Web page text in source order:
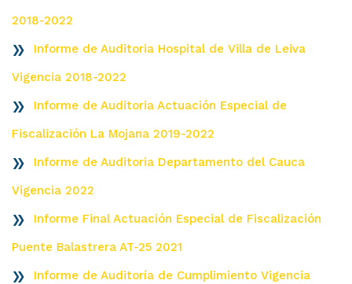
2018-2022
Informe de Auditoria Hospital de Villa de Leiva
Vigencia 2018-2022
Informe de Auditoria Actuación Especial de
Fiscalización La Mojana 2019-2022
Informe de Auditoria Departamento del Cauca
Vigencia 2022
Informe Final Actuación Especial de Fiscalización
Puente Balastrera AT-25 2021
Informe de Auditoría de Cumplimiento Vigencia